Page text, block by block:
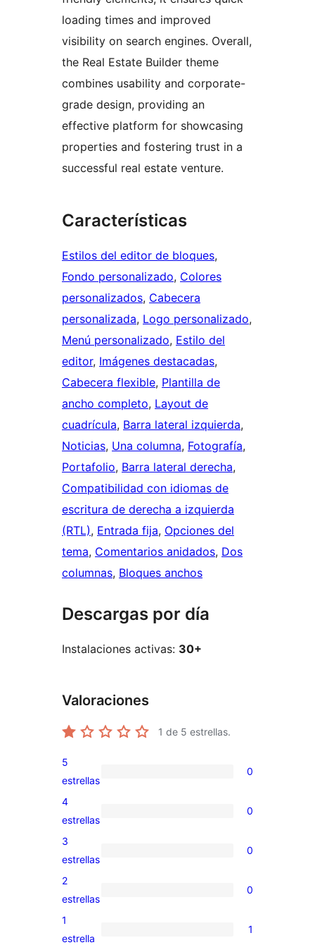
loading times and improved
visibility on search engines. Overall,
the Real Estate Builder theme
combines usability and corporate-
grade design, providing an
effective platform for showcasing
properties and fostering trust in a
successful real estate venture.
Características
Estilos del editor de bloques
Fondo personalizado, Colores
personalizados, Cabecera
personalizada, Logo personalizado
Menú personalizado, Estilo del
editor, Imágenes destacadas
Cabecera flexible, Plantilla de
ancho completo, Layout de
cuadrícula, Barra lateral izquierda
Noticias, Una columna, Fotografía
Portafolio, Barra lateral derecha
Compatibilidad con idiomas de
escritura de derecha a izquierda
(RTL), Entrada fija, Opciones del
tema, Comentarios anidados, Dos
columnas, Bloques anchos
Descargas por día
Instalaciones activas: 30+
Valoraciones
1 de 5 estrellas.
0
valoraciones
de
5
estrellas
0
0
valoraciones
de
4
estrellas
0
0
valoraciones
de
3
estrellas
0
0
valoraciones
de
2
estrellas
0
1
1
estrella
1